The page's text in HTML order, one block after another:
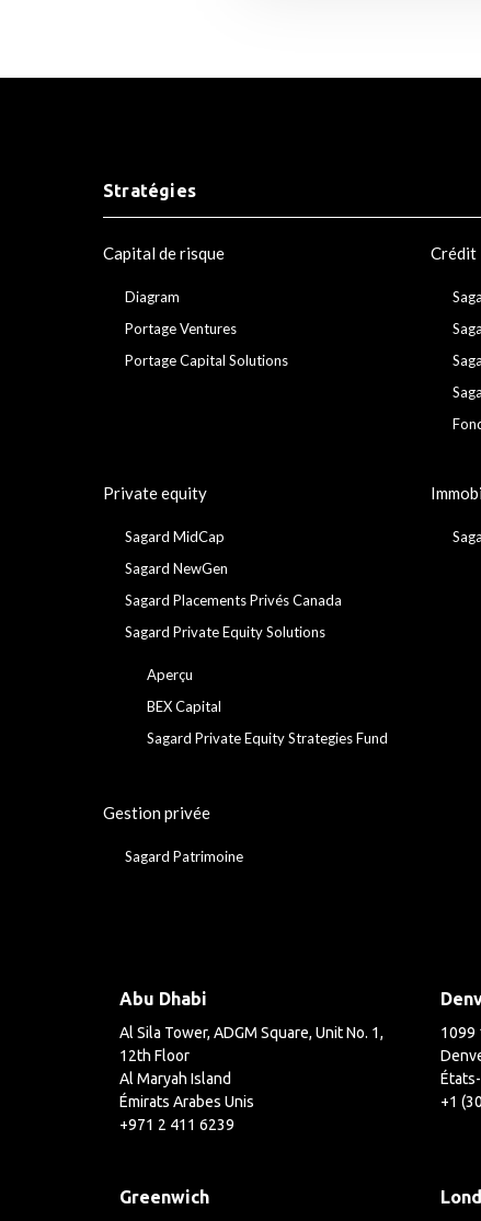
Stratégies
Capital de risque
Diagram
Portage Ventures
Portage Capital Solutions
Crédit
Private equity
Sagard MidCap
Sagard NewGen
Sagard Placements Privés Canada
Sagard Private Equity Solutions
Aperçu
BEX Capital
Sagard Private Equity Strategies Fund
Gestion privée
Sagard Patrimoine
Abu Dhabi
Al Sila Tower, ADGM Square, Unit No. 1,
12th Floor
Al Maryah Island
Émirats Arabes Unis
+971 2 411 6239
1099
+1
Greenwich